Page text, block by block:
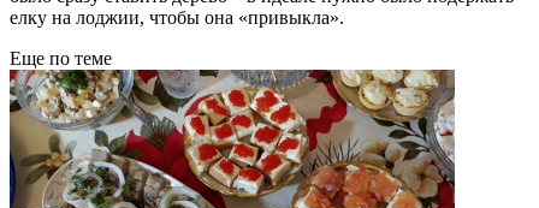
елку на лоджии, чтобы она «привыкла».
Еще по теме